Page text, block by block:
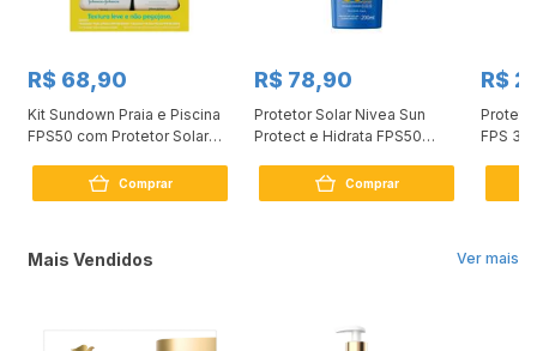
R$ 68,90
Kit Sundown Praia e Piscina
FPS50 com Protetor Solar
Comprar
R$ 78,90
Protetor Solar Nivea Sun
Protect e Hidrata FPS50
Comprar
R$
FPS 30
Ver mais
Mais Vendidos